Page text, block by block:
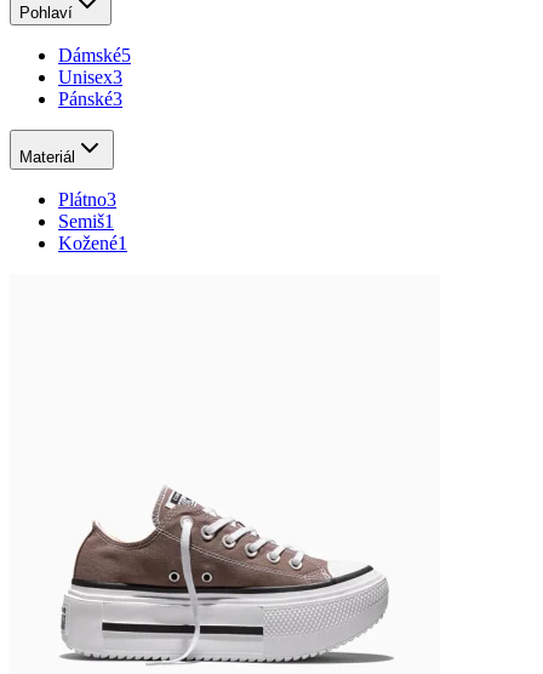
Pohlaví
Dámské5
Unisex3
Pánské3
Materiál
Plátno3
Semiš1
Kožené1